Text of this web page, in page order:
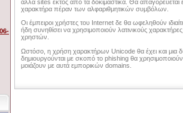
άλλα sites εκτός από τα δοκιμαστικά. Θα
χαρακτήρα πέραν των αλφαριθμητικών συμβόλων.
Οι έμπειροι χρήστες του Internet δε θα ωφεληθούν
ήδη συνηθίσει να χρησιμοποιούν λατινικούς
χρηστών.
Ωστόσο, η χρήση χαρακτήρων Unicode θα έχει και
δημιουργούνται με σκοπό το phishing θα
μοιάζουν με αυτά εμπορικών domains.